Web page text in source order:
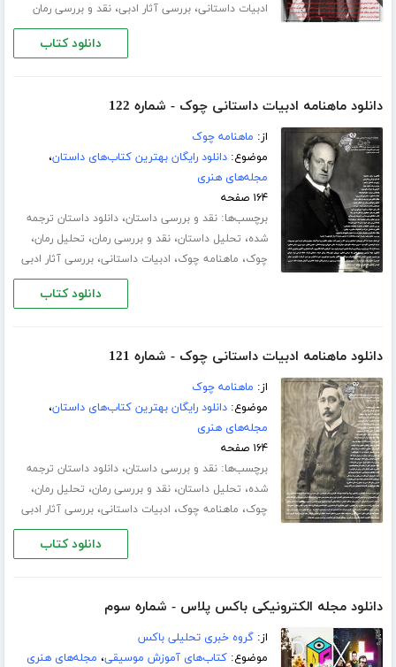
ادبیات داستانی،بررسی آثار ادبی،نقد و بررسی رمان
دانلود کتاب
دانلود ماهنامه ادبیات داستانی چوک - شماره 122
از: ماهنامه چوک
موضوع:دانلود رایگان بهترین کتاب‌های داستان،
مجله‌های هنری
۱۶۴ صفحه
برچسب‌ها:نقد و بررسی داستان،دانلود داستان ترجمه
شده، تحلیل داستان،نقد و بررسی رمان، تحلیل رمان،
چوک، ماهنامه چوک، ادبیات داستانی،بررسی آثار ادبی
دانلود کتاب
دانلود ماهنامه ادبیات داستانی چوک - شماره 121
از: ماهنامه چوک
موضوع:دانلود رایگان بهترین کتاب‌های داستان،
مجله‌های هنری
۱۶۴ صفحه
برچسب‌ها:نقد و بررسی داستان،دانلود داستان ترجمه
شده، تحلیل داستان،نقد و بررسی رمان، تحلیل رمان،
چوک، ماهنامه چوک، ادبیات داستانی،بررسی آثار ادبی
دانلود کتاب
دانلود مجله الکترونیکی باکس پلاس - شماره سوم
از:گروه خبری تحلیلی باکس
موضوع:کتاب‌های آموزش موسیقی، مجله‌های هنری